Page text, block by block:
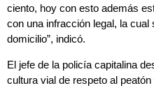
ciento, hoy con esto además
con una infracción legal, la
domicilio”, indicó.
El jefe de la policía capitalina
cultura vial de respeto al